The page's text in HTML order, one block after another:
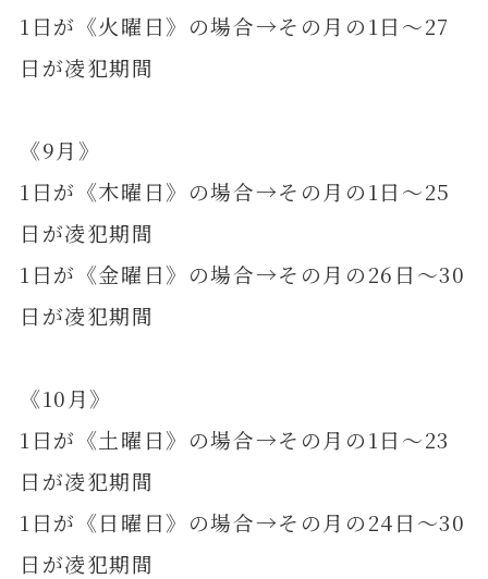
1日が《火曜日》の場合→その月の1日～27
日が凌犯期間
《9月》
1日が《木曜日》の場合→その月の1日～25
日が凌犯期間
1日が《金曜日》の場合→その月の26日～30
日が凌犯期間
《10月》
1日が《土曜日》の場合→その月の1日～23
日が凌犯期間
1日が《日曜日》の場合→その月の24日～30
日が凌犯期間